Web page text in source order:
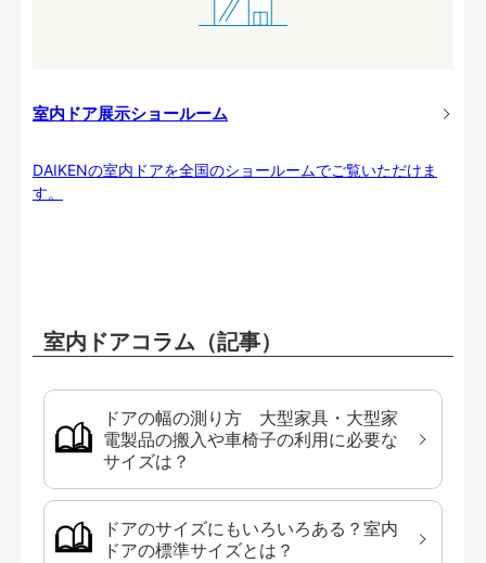
室内ドア展示ショールーム
DAIKENの室内ドアを全国のショールームでご覧いただけま
す。
室内ドアコラム（記事）
ドアの幅の測り方 大型家具・大型家
電製品の搬入や車椅子の利用に必要な
サイズは？
ドアのサイズにもいろいろある？室内
ドアの標準サイズとは？